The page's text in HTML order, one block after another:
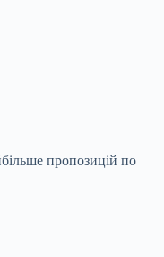
пропозицій по